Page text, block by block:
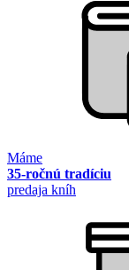
Máme
35-ročnú tradíciu
predaja kníh